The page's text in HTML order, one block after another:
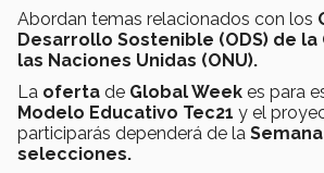
Abordan temas relacionados con los
Desarrollo Sostenible (ODS) de
las Naciones Unidas (ONU).
La oferta de Global Week es para
Modelo Educativo Tec21 y el
participarás dependerá de la
selecciones.